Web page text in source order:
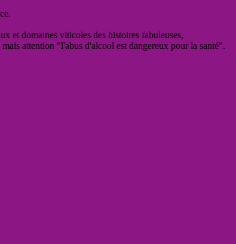
et domaines viticoles des histoires fabuleuses,
attention "l'abus d'alcool est dangereux pour la santé".